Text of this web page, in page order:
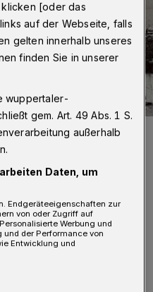
zur Feier des 30-jährigen
Feuerwehr.
Amtmann
[oder das
auf der Webseite, falls
gelten innerhalb unseres
finden Sie in unserer
wuppertaler-
gem. Art. 49 Abs. 1 S.
außerhalb
Daten, um
Endgeräteeigenschaften zur
von oder Zugriff auf
Werbung und
und der Performance von
Entwicklung und